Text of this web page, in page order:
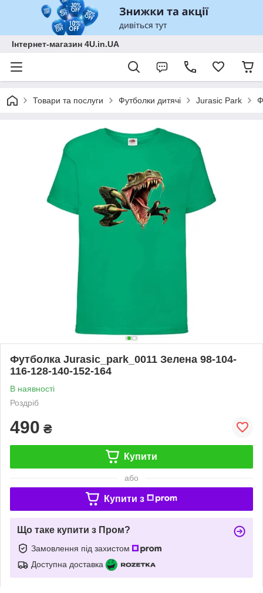
Інтернет-магазин 4U.in.UA
Товари та послуги Футболки дитячі Jurasic Park
Футболка Jurasic_park_0011 Зелена 98-104-
116-128-140-152-164
В наявності
Роздріб
490 ₴
Купити
або
Купити з
Що таке купити з Пром?
Замовлення під захистом
Доступна доставка